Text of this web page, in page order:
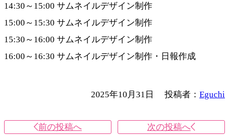
14:30～15:00 サムネイルデザイン制作
15:00～15:30 サムネイルデザイン制作
15:30～16:00 サムネイルデザイン制作
16:00～16:30 サムネイルデザイン制作・日報作成
2025年10月31日 投稿者： Eguchi
前の投稿へ 次の投稿へ